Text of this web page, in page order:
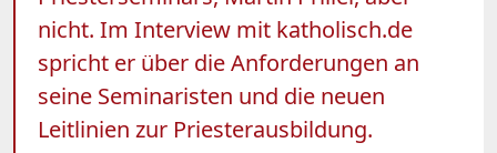
nicht. Im Interview mit katholisch.de
spricht er über die Anforderungen an
seine Seminaristen und die neuen
Leitlinien zur Priesterausbildung.